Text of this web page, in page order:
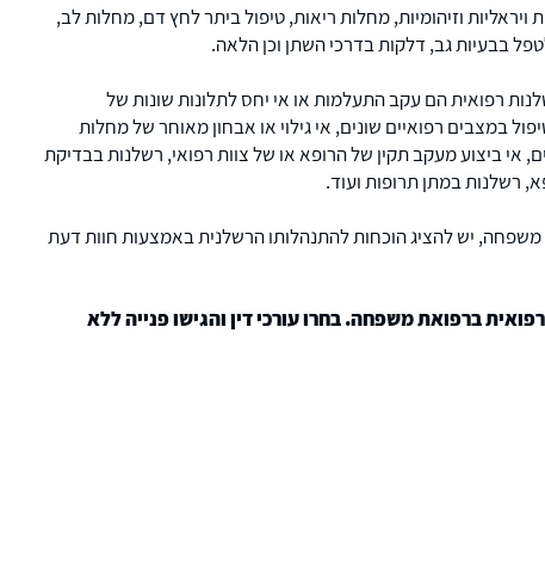
ויראליות וזיהומיות, מחלות ריאות, טיפול ביתר לחץ דם, מחלות לב,
בבעיות גב, דלקות בדרכי השתן וכן הלאה.
רפואית הם עקב התעלמות או אי יחס לתלונות שונות של
במצבים רפואיים שונים, אי גילוי או אבחון מאוחר של מחלות
אי ביצוע מעקב תקין של הרופא או של צוות רפואי, רשלנות בבדיקת
רשלנות במתן תרופות ועוד.
יש להציג הוכחות להתנהלותו הרשלנית באמצעות חוות דעת
ברפואת משפחה. בחרו עורכי דין והגישו פנייה ללא